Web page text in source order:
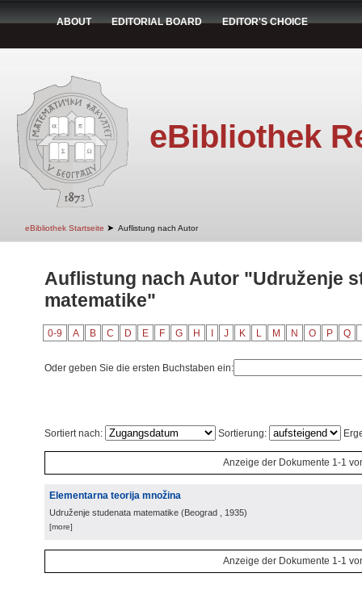
ABOUT EDITORIAL BOARD EDITOR'S CHOICE
eBibliothek
eBibliothek Startseite ➤ Auflistung nach Autor
Auflistung nach Autor "Udruženje
matematike"
0-9 A B C D E F G H J K L M N O P Q
Oder geben Sie die ersten Buchstaben ein:
Sortiert nach: Sortierung:
Anzeige der Dokumente 1-1
Elementarna teorija množina
Udruženje studenata matematike (Beograd , 1935)
[more]
Anzeige der Dokumente 1-1